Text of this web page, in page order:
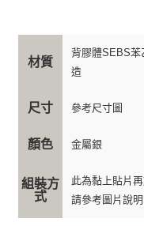
材質
背膠體SEBS
造
尺寸 參考尺寸圖
顏色 金屬銀
組裝方
式
此為黏上貼片
請參考圖片說